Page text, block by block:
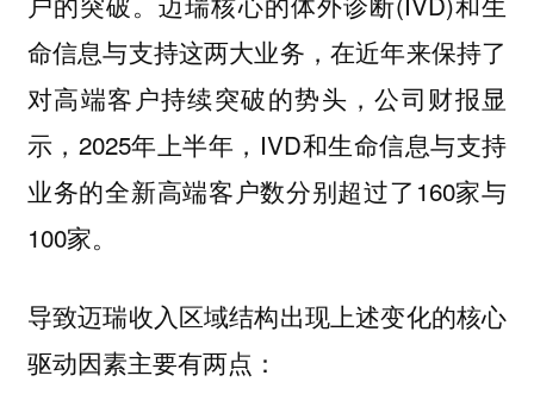
命信息与支持这两大业务，在近年来保持了
对高端客户持续突破的势头，公司财报显
示，2025年上半年，IVD和生命信息与支持
业务的全新高端客户数分别超过了160家与
100家。
导致迈瑞收入区域结构出现上述变化的核心
驱动因素主要有两点：